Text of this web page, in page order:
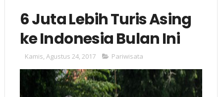
6 Juta Lebih Turis Asing
ke Indonesia Bulan Ini
Kamis, Agustus 24, 2017 Pariwisata